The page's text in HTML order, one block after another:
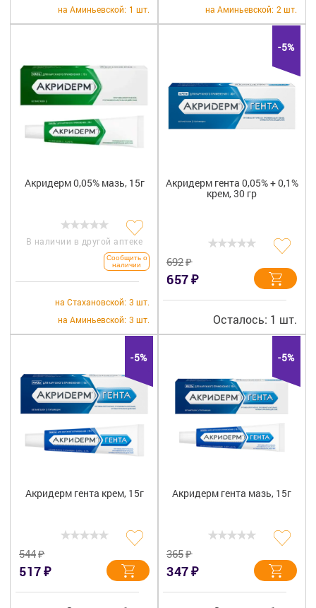
на Аминьевской: 1 шт. на Аминьевской: 2 шт.
Акридерм 0,05% мазь, 15г
В наличии в другой аптеке
Сообщить о
наличии
на Стахановской: 3 шт.
на Аминьевской: 3 шт.
-5%
Акридерм гента 0,05% + 0,1%
крем, 30 гр
692₽
657₽
Осталось: 1 шт.
-5%
Акридерм гента крем, 15г
544₽
517₽
-5%
Акридерм гента мазь, 15г
365₽
347₽